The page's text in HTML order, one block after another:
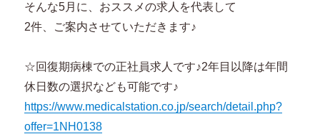
そんな5月に、おススメの求人を代表して
2件、ご案内させていただきます♪
☆回復期病棟での正社員求人です♪2年目以降は年間
休日数の選択なども可能です♪
https://www.medicalstation.co.jp/search/detail.php?
offer=1NH0138